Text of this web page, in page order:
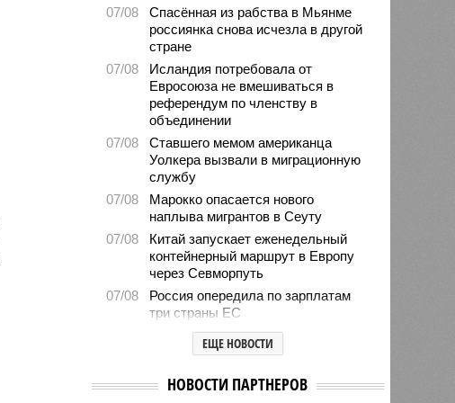
07/08
Спасённая из рабства в Мьянме
россиянка снова исчезла в другой
стране
07/08
Исландия потребовала от
Евросоюза не вмешиваться в
референдум по членству в
объединении
07/08
Ставшего мемом американца
Уолкера вызвали в миграционную
службу
07/08
Марокко опасается нового
наплыва мигрантов в Сеуту
07/08
Китай запускает еженедельный
контейнерный маршрут в Европу
через Севморпуть
07/08
Россия опередила по зарплатам
три страны ЕС
Александр Лукашенко призвал
белорусов скупать пустующие
07/08
Девушка объяснила убийство
ЕЩЕ НОВОСТИ
НОВОСТИ ПАРТНЕРОВ